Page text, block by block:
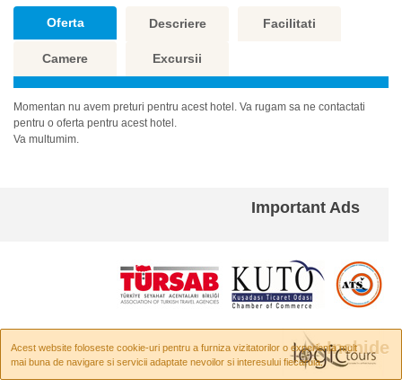
× Inchide
Acest website foloseste cookie-uri pentru a furniza vizitatorilor o experienta mult
mai buna de navigare si servicii adaptate nevoilor si interesului fiecaruia.
Oferta Descriere Facilitati
Camere Excursii
Momentan nu avem preturi pentru acest hotel. Va rugam sa ne contactati
pentru o oferta pentru acest hotel.
Va multumim.
Important Ads